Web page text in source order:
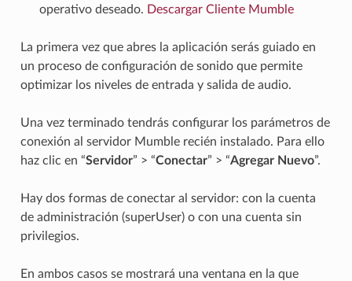
operativo deseado. Descargar Cliente Mumble
La primera vez que abres la aplicación serás guiado en
un proceso de configuración de sonido que permite
optimizar los niveles de entrada y salida de audio.
Una vez terminado tendrás configurar los parámetros de
conexión al servidor Mumble recién instalado. Para ello
haz clic en “Servidor” > “Conectar” > “Agregar Nuevo”.
Hay dos formas de conectar al servidor: con la cuenta
de administración (superUser) o con una cuenta sin
privilegios.
En ambos casos se mostrará una ventana en la que